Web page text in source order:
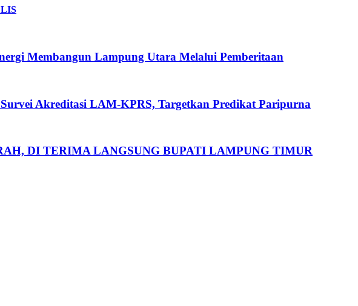
Membangun Lampung Utara Melalui Pemberitaan
Akreditasi LAM-KPRS, Targetkan Predikat Paripurna
DI TERIMA LANGSUNG BUPATI LAMPUNG TIMUR